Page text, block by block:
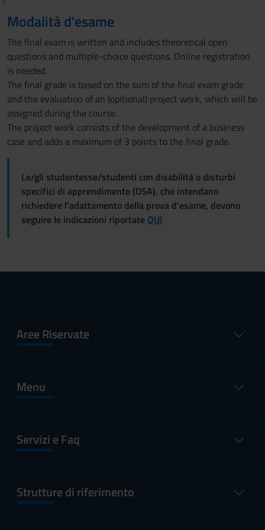
Modalità d'esame
The final exam is written and includes theoretical open
questions and multiple-choice questions. Online registration
is needed.
The final grade is based on the sum of the final exam grade
and the evaluation of an (opitional) project work, which will be
assigned during the course.
The project work consists of the development of a business
case and adds a maximum of 3 points to the final grade.
Le/gli studentesse/studenti con disabilità o disturbi
specifici di apprendimento (DSA), che intendano
richiedere l'adattamento della prova d'esame, devono
seguire le indicazioni riportate QUI
Aree Riservate
Menu
Servizi e Faq
Strutture di riferimento